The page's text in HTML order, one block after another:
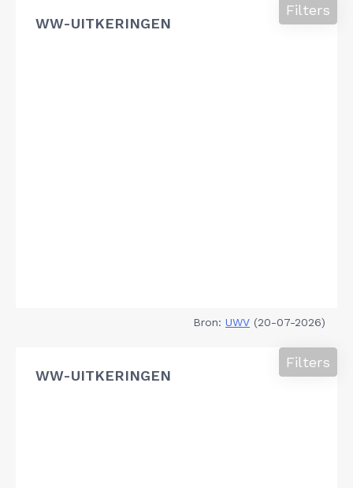
WW-UITKERINGEN
Filters
Bron: UWV (20-07-2026)
WW-UITKERINGEN
Filters